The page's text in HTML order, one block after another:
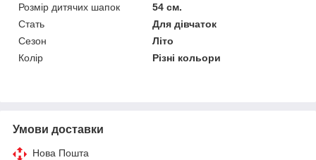
Розмір дитячих шапок
54 см.
Стать
Для дівчаток
Сезон
Літо
Колір
Різні кольори
Умови доставки
Нова Пошта